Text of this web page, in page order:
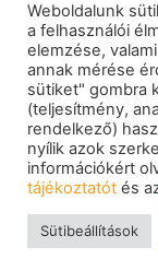
© 2026
Weboldalunk
a felhasználói
elemzése,
annak mérése
sütiket" gombra
(teljesítmény,
rendelkező)
nyílik azok
információkért
tájékoztatót és
Sütibeállítások